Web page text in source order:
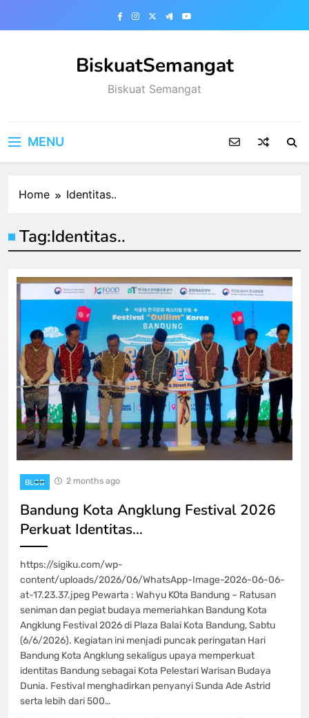
BiskuatSemangat
Biskuat Semangat
MENU
Home Identitas..
Tag:Identitas..
BLOG 2 months ago
Bandung Kota Angklung Festival 2026
Perkuat Identitas…
https://sigiku.com/wp-
content/uploads/2026/06/WhatsApp-Image-2026-06-06-
at-17.23.37.jpeg Pewarta : Wahyu KOta Bandung – Ratusan
seniman dan pegiat budaya memeriahkan Bandung Kota
Angklung Festival 2026 di Plaza Balai Kota Bandung, Sabtu
(6/6/2026). Kegiatan ini menjadi puncak peringatan Hari
Bandung Kota Angklung sekaligus upaya memperkuat
identitas Bandung sebagai Kota Pelestari Warisan Budaya
Dunia. Festival menghadirkan penyanyi Sunda Ade Astrid
serta lebih dari 500…